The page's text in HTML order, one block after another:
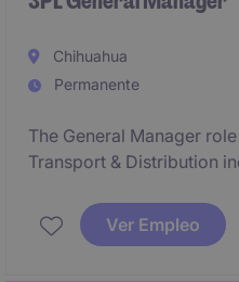
Chihuahua
Permanente
The General Manager
Transport & Distribution
performance. This
oversight and the ability
Ver Empleo